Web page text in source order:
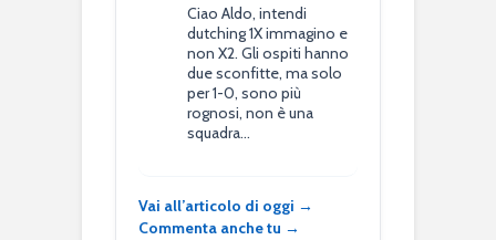
Ciao Aldo, intendi
dutching 1X immagino e
non X2. Gli ospiti hanno
due sconfitte, ma solo
per 1-0, sono più
rognosi, non è una
squadra…
Vai all’articolo di oggi →
Commenta anche tu →